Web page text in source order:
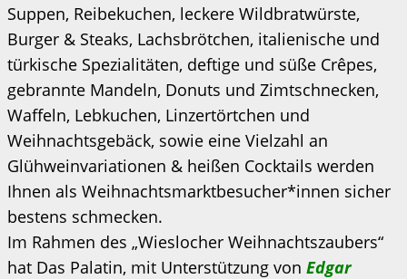
Suppen, Reibekuchen, leckere Wildbratwürste,
Burger & Steaks, Lachsbrötchen, italienische und
türkische Spezialitäten, deftige und süße Crêpes,
gebrannte Mandeln, Donuts und Zimtschnecken,
Waffeln, Lebkuchen, Linzertörtchen und
Weihnachtsgebäck, sowie eine Vielzahl an
Glühweinvariationen & heißen Cocktails werden
Ihnen als Weihnachtsmarktbesucher*innen sicher
bestens schmecken.
Im Rahmen des „Wieslocher Weihnachtszaubers“
hat Das Palatin, mit Unterstützung von Edgar